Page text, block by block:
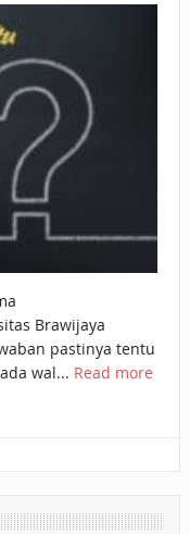
UANG?
SEBAB
MENGANGSUR
Brawijaya
pastinya tentu
wal... Read more